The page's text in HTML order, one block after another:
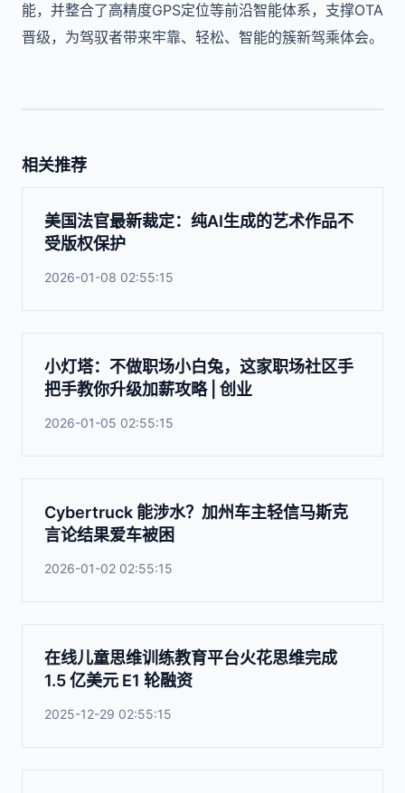
能，并整合了高精度GPS定位等前沿智能体系，支撑OTA
晋级，为驾驭者带来牢靠、轻松、智能的簇新驾乘体会。
相关推荐
美国法官最新裁定：纯AI生成的艺术作品不
受版权保护
2026-01-08 02:55:15
小灯塔：不做职场小白兔，这家职场社区手
把手教你升级加薪攻略 | 创业
2026-01-05 02:55:15
Cybertruck 能涉水？加州车主轻信马斯克
言论结果爱车被困
2026-01-02 02:55:15
在线儿童思维训练教育平台火花思维完成
1.5 亿美元 E1 轮融资
2025-12-29 02:55:15